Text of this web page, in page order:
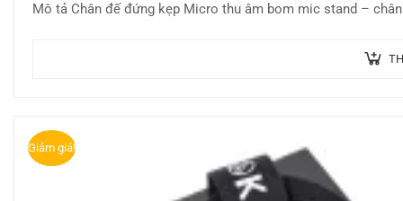
Mô tả Chân đế đứng kẹp Micro thu âm bom mic stand –
Giảm giá!